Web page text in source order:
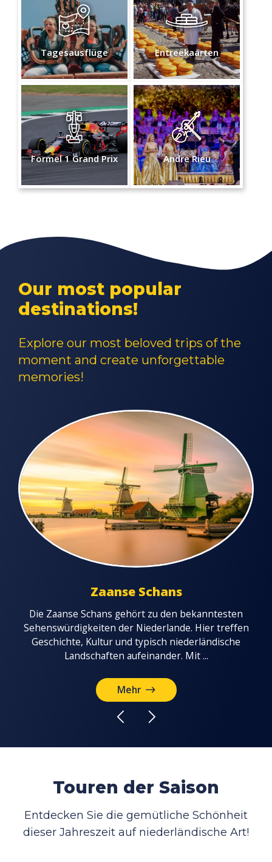
Tagesausflüge Entreekaarten
Formel 1 Grand Prix Andre Rieu
Our most popular
destinations!
Explore our most beloved trips of the
moment and create unforgettable
memories!
Zaanse Schans
Die Zaanse Schans gehört zu den bekanntesten
Sehenswürdigkeiten der Niederlande. Hier treffen
Geschichte, Kultur und typisch niederländische
Landschaften aufeinander. Mit ...
Mehr
Touren der Saison
Entdecken Sie die gemütliche Schönheit
dieser Jahreszeit auf niederländische Art!